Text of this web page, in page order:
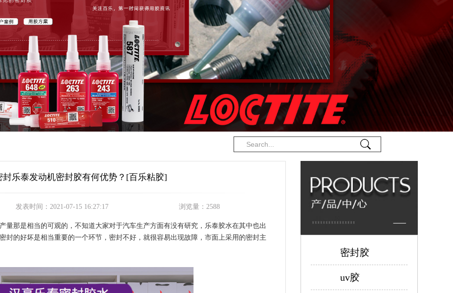
封乐泰发动机密封胶有何优势？[百乐粘胶]
发表时间： 2021-07-15 16:27:17 浏览量： 2588
量那是相当的可观的，不知道大家对于汽车生产方面有没有研究，乐泰胶水在其中也出
封的好坏是相当重要的一个环节，密封不好，就很容易出现故障，市面上采用的密封主
密封胶
uv胶